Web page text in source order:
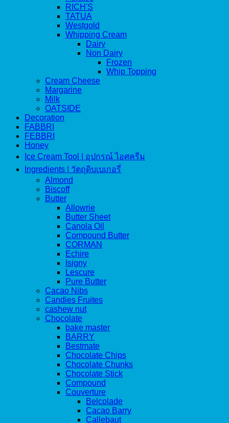
RICH'S
TATUA
Westgold
Whipping Cream
Dairy
Non Dairy
Frozen
Whip Topping
Cream Cheese
Margarine
Milk
OATSIDE
Decoration
FABBRI
FEBBRI
Honey
Ice Cream Tool | อุปกรณ์ ไอศครีม
Ingredients | วัตถุดิบเบเกอรี่
Almond
Biscoff
Butter
Allowrie
Butter Sheet
Canola Oil
Compound Butter
CORMAN
Echire
Isigny
Lescure
Pure Butter
Cacao Nibs
Candies Fruites
cashew nut
Chocolate
bake master
BARRY
Bestmate
Chocolate Chips
Chocolate Chunks
Chocolate Stick
Compound
Couverture
Belcolade
Cacao Barry
Callebaut